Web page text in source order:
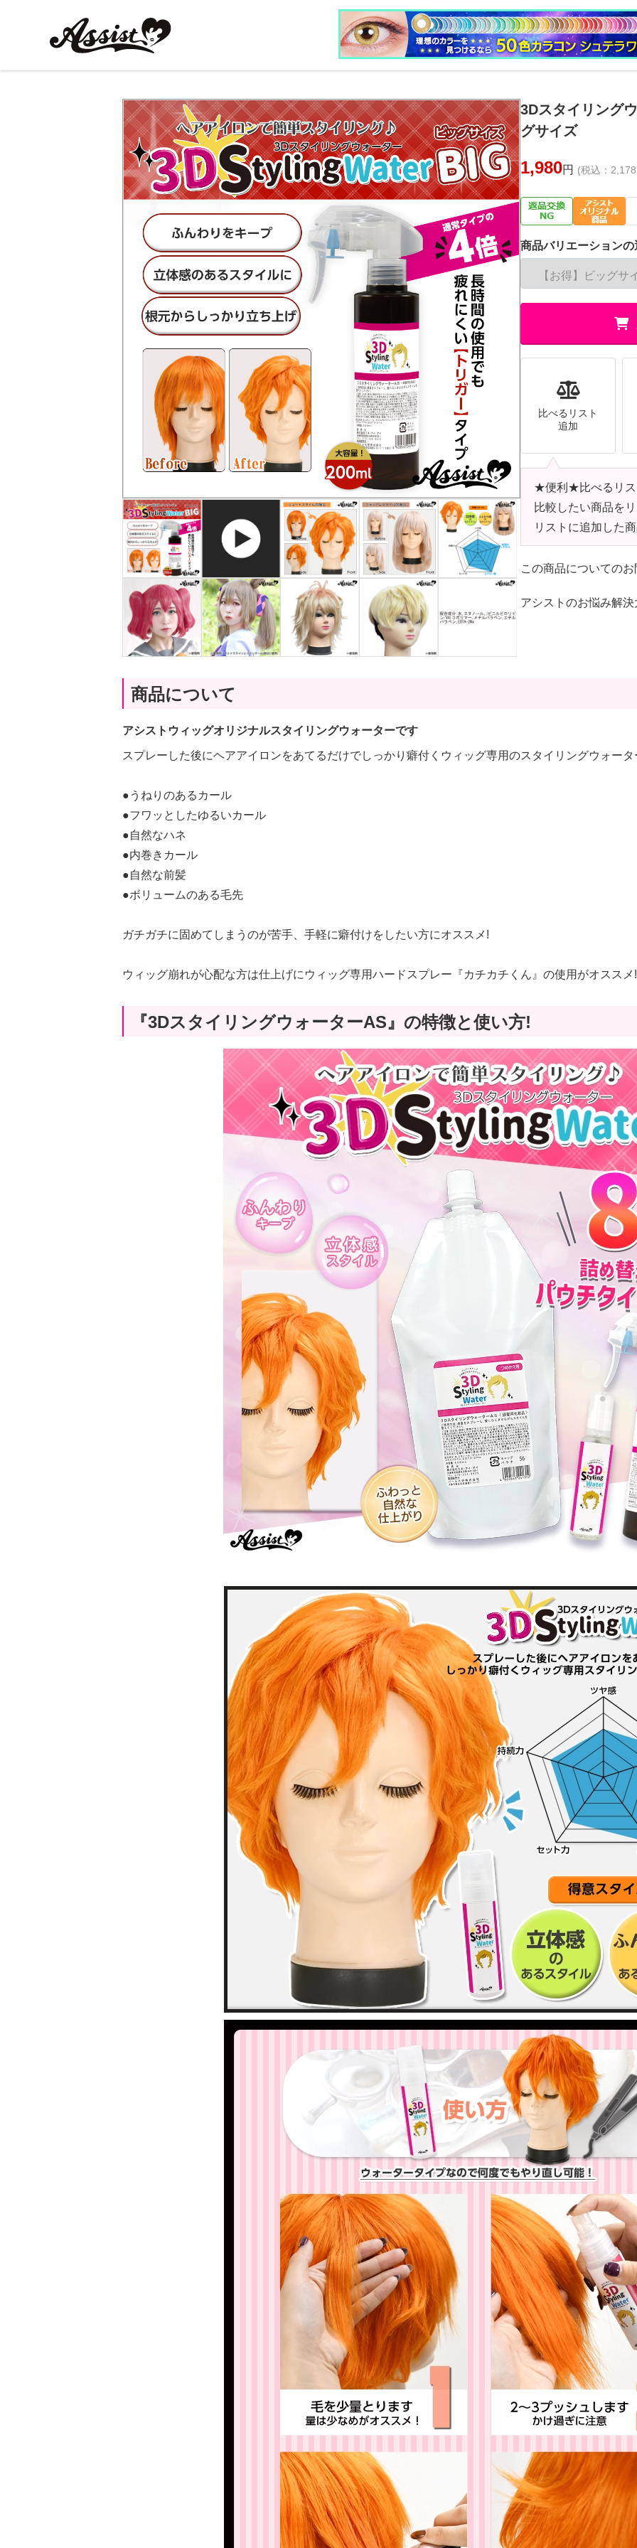
3Dスタイリング
グサイズ
1,980円 (税込：
商品バリエーションの
比べるリスト
追加
★便利★比べるリス
比較したい商品を
リストに追加した
この商品についての
アシストのお悩み解決
商品について
アシストウィッグオリジナルスタイリングウォーターです
スプレーした後にヘアアイロンをあてるだけでしっかり癖付くウィッグ専用のスタイリングウォー
●うねりのあるカール
●フワッとしたゆるいカール
●自然なハネ
●内巻きカール
●自然な前髪
●ボリュームのある毛先
ガチガチに固めてしまうのが苦手、手軽に癖付けをしたい方にオススメ!
ウィッグ崩れが心配な方は仕上げにウィッグ専用ハードスプレー『カチカチくん』の使用がオスス
『3DスタイリングウォーターAS』の特徴と使い方!